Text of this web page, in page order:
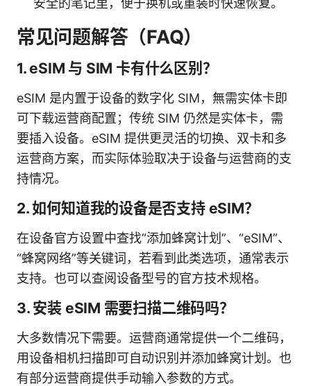
常见问题解答（FAQ）
1. eSIM 与 SIM 卡有什么区别？
eSIM 是内置于设备的数字化 SIM，無需实体卡即
可下载运营商配置；传统 SIM 仍然是实体卡，需
要插入设备。eSIM 提供更灵活的切换、双卡和多
运营商方案，而实际体验取决于设备与运营商的支
持情况。
2. 如何知道我的设备是否支持 eSIM？
在设备官方设置中查找“添加蜂窝计划”、“eSIM”、
“蜂窝网络”等关键词，若看到此类选项，通常表示
支持。也可以查阅设备型号的官方技术规格。
3. 安装 eSIM 需要扫描二维码吗？
大多数情况下需要。运营商通常提供一个二维码，
用设备相机扫描即可自动识别并添加蜂窝计划。也
有部分运营商提供手动输入参数的方式。